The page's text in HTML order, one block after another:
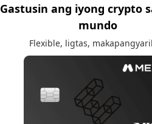
Gastusin ang iyong crypto
mundo
Flexible, ligtas,